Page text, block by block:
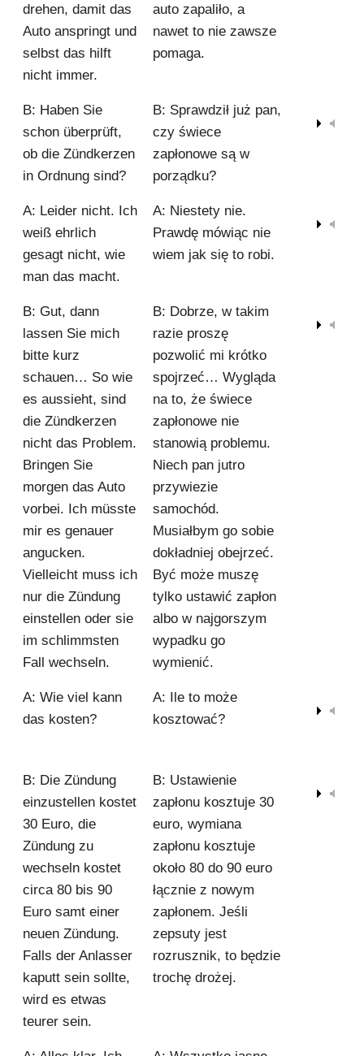
drehen, damit das
Auto anspringt und
selbst das hilft
nicht immer.
auto zapaliło, a
nawet to nie zawsze
pomaga.
B: Haben Sie
schon überprüft,
ob die Zündkerzen
in Ordnung sind?
B: Sprawdził już pan,
czy świece
zapłonowe są w
porządku?
A: Leider nicht. Ich
weiß ehrlich
gesagt nicht, wie
man das macht.
A: Niestety nie.
Prawdę mówiąc nie
wiem jak się to robi.
B: Gut, dann
lassen Sie mich
bitte kurz
schauen… So wie
es aussieht, sind
die Zündkerzen
nicht das Problem.
Bringen Sie
morgen das Auto
vorbei. Ich müsste
mir es genauer
angucken.
Vielleicht muss ich
nur die Zündung
einstellen oder sie
im schlimmsten
Fall wechseln.
B: Dobrze, w takim
razie proszę
pozwolić mi krótko
spojrzeć… Wygląda
na to, że świece
zapłonowe nie
stanowią problemu.
Niech pan jutro
przywiezie
samochód.
Musiałbym go sobie
dokładniej obejrzeć.
Być może muszę
tylko ustawić zapłon
albo w najgorszym
wypadku go
wymienić.
A: Wie viel kann
das kosten?
A: Ile to może
kosztować?
B: Die Zündung
einzustellen kostet
30 Euro, die
Zündung zu
wechseln kostet
circa 80 bis 90
Euro samt einer
neuen Zündung.
Falls der Anlasser
kaputt sein sollte,
wird es etwas
teurer sein.
B: Ustawienie
zapłonu kosztuje 30
euro, wymiana
zapłonu kosztuje
około 80 do 90 euro
łącznie z nowym
zapłonem. Jeśli
zepsuty jest
rozrusznik, to będzie
trochę drożej.